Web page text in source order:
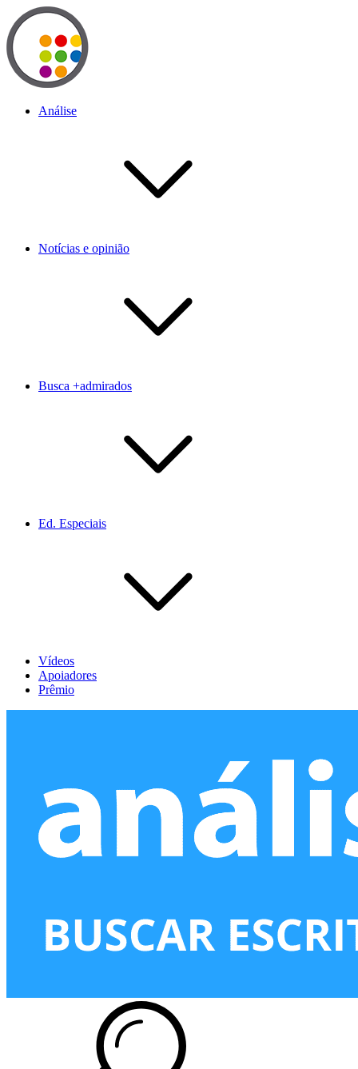
Análise
Notícias e opinião
Busca +admirados
Ed. Especiais
Vídeos
Apoiadores
Prêmio